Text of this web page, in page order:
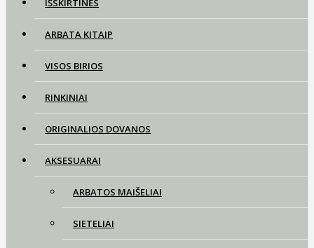
IŠSKIRTINĖS
ARBATA KITAIP
VISOS BIRIOS
RINKINIAI
ORIGINALIOS DOVANOS
AKSESUARAI
ARBATOS MAIŠELIAI
SIETELIAI